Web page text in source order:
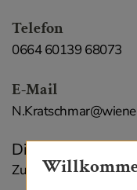
Telefon
0664 60139 68073
E-Mail
Zurück zur Übersicht